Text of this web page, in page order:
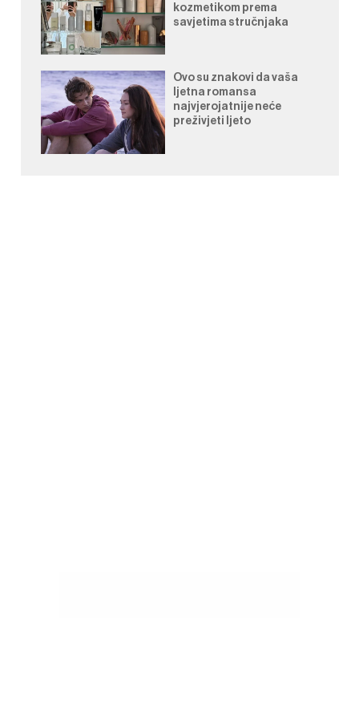
kozmetikom prema
savjetima stručnjaka
Ovo su znakovi da vaša
ljetna romansa
najvjerojatnije neće
preživjeti ljeto